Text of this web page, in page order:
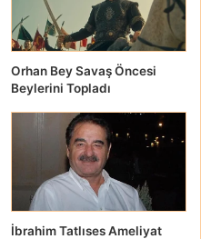
Orhan Bey Savaş Öncesi
Beylerini Topladı
İbrahim Tatlıses Ameliyat